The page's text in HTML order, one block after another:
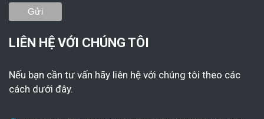
LIÊN HỆ VỚI CHÚNG TÔI
Nếu bạn cần tư vấn hãy liên hệ với chúng tôi theo các
cách dưới đây.